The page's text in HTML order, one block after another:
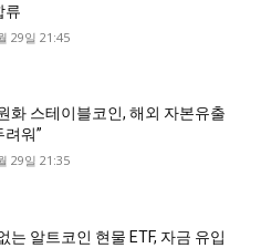
류
29일 21:45
화 스테이블코인, 해외 자본유출
려워”
29일 21:35
는 알트코인 현물 ETF, 자금 유입